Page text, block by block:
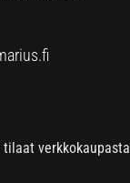
tilaat verkkokaupasta